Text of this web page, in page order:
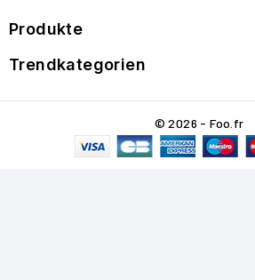
Produkte
Trendkategorien
© 2026 - Foo.fr